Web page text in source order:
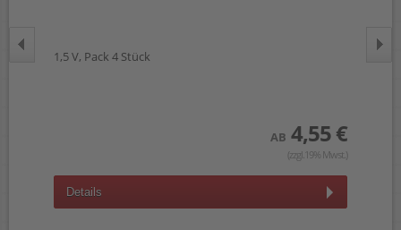
1,5 V, Pack 4 Stück
AB 4,55 €
(zzgl.19% Mwst.)
Details